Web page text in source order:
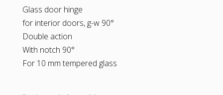
Glass door hinge
for interior doors, g-w 90°
Double action
With notch 90°
For 10 mm tempered glass